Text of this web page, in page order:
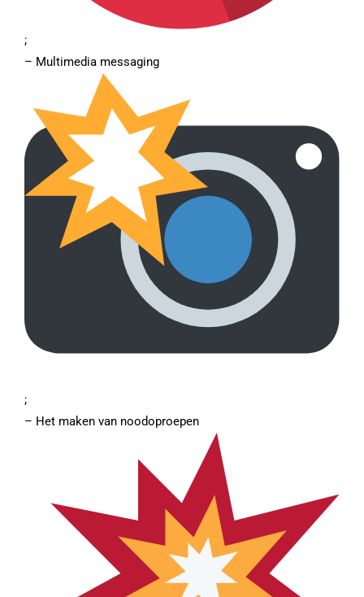
;
– Multimedia messaging
;
– Het maken van noodoproepen